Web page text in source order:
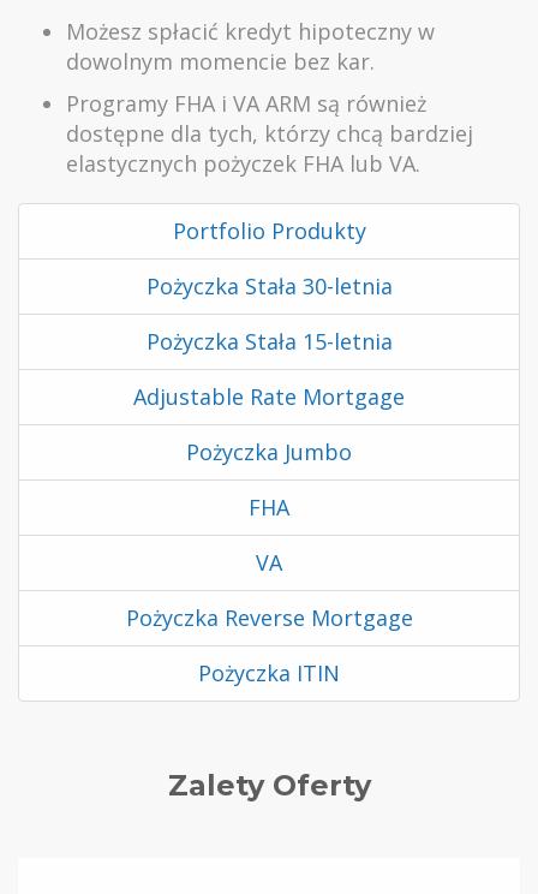
Możesz spłacić kredyt hipoteczny w
dowolnym momencie bez kar.
Programy FHA i VA ARM są również
dostępne dla tych, którzy chcą bardziej
elastycznych pożyczek FHA lub VA.
Portfolio Produkty
Pożyczka Stała 30-letnia
Pożyczka Stała 15-letnia
Adjustable Rate Mortgage
Pożyczka Jumbo
FHA
VA
Pożyczka Reverse Mortgage
Pożyczka ITIN
Zalety Oferty